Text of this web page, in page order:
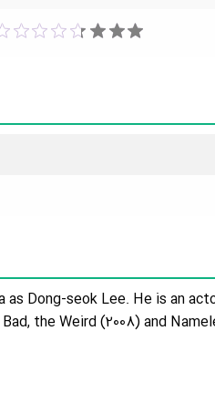
as Dong-seok Lee. He is an
the Weird (2008) and